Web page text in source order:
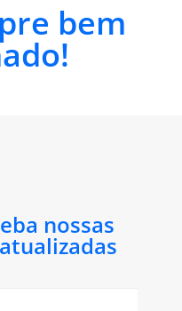
bem
nossas